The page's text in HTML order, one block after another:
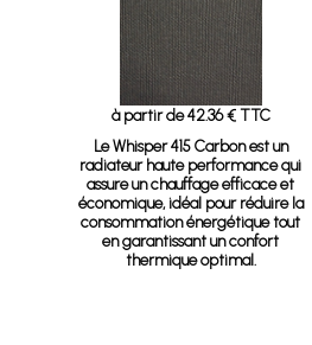
à partir de 42.36 € TTC
Le Whisper 415 Carbon est un
radiateur haute performance qui
assure un chauffage efficace et
économique, idéal pour réduire la
consommation énergétique tout
en garantissant un confort
thermique optimal.